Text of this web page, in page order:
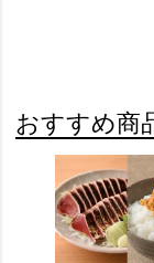
おすすめ商